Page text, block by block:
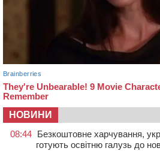
НОВИНИ
08:44
Безкоштовне харчування,
готують освітню галузь до